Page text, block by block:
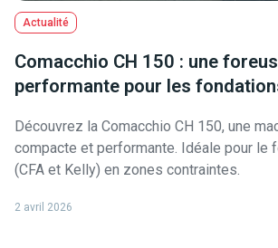
Actualité
Comacchio CH 150 : une
performante pour les
Découvrez la Comacchio CH 150, une
compacte et performante. Idéale pour le
(CFA et Kelly) en zones contraintes.
2 avril 2026